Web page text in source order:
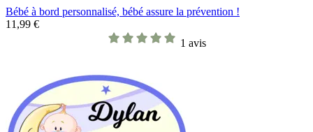
Bébé à bord personnalisé, bébé assure la prévention !
11,99 €
1 avis